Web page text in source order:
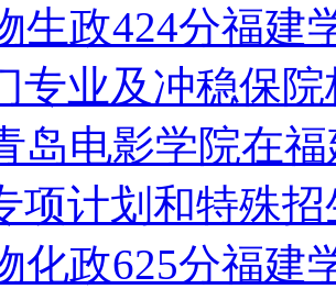
生政424分福建
专业及冲稳保
岛电影学院在
项计划和特殊招
化政625分福建